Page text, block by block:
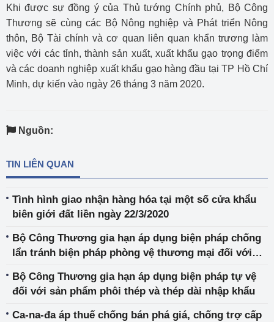
Khi được sự đồng ý của Thủ tướng Chính phủ, Bộ Công
Thương sẽ cùng các Bộ Nông nghiệp và Phát triển Nông
thôn, Bộ Tài chính và cơ quan liên quan khẩn trương làm
việc với các tỉnh, thành sản xuất, xuất khẩu gạo trọng điểm
và các doanh nghiệp xuất khẩu gạo hàng đầu tại TP Hồ Chí
Minh, dự kiến vào ngày 26 tháng 3 năm 2020.
Nguồn:
TIN LIÊN QUAN
Tình hình giao nhận hàng hóa tại một số cửa khẩu
biên giới đất liền ngày 22/3/2020
Bộ Công Thương gia hạn áp dụng biện pháp chống
lẩn tránh biện pháp phòng vệ thương mại đối với
Bộ Công Thương gia hạn áp dụng biện pháp tự vệ
đối với sản phẩm phôi thép và thép dài nhập khẩu
Ca-na-đa áp thuế chống bán phá giá, chống trợ cấp